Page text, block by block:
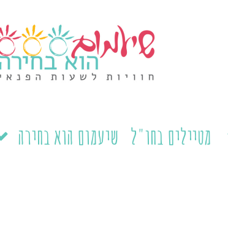
מטיילים בחו"ל שיעמום הוא בחירה